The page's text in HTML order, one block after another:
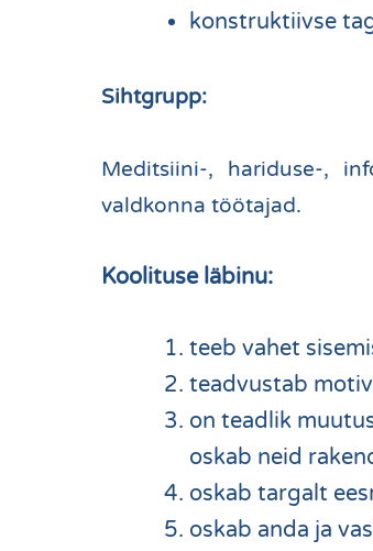
konstruktiivse
Sihtgrupp:
Meditsiini-, hariduse-,
valdkonna töötajad.
Koolituse läbinu:
teeb vahet
teadvustab
on teadlik
oskab neid
oskab targalt
oskab anda ja